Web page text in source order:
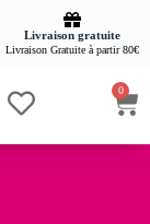
Livraison gratuite
Livraison Gratuite à partir 80€
0